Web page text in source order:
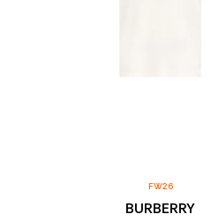
FW26
BURBERRY